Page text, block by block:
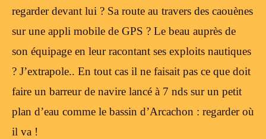
regarder devant lui ? Sa route au travers des caouènes
sur une appli mobile de GPS ? Le beau auprès de
son équipage en leur racontant ses exploits nautiques
? J’extrapole.. En tout cas il ne faisait pas ce que doit
faire un barreur de navire lancé à 7 nds sur un petit
plan d’eau comme le bassin d’Arcachon : regarder où
il va !